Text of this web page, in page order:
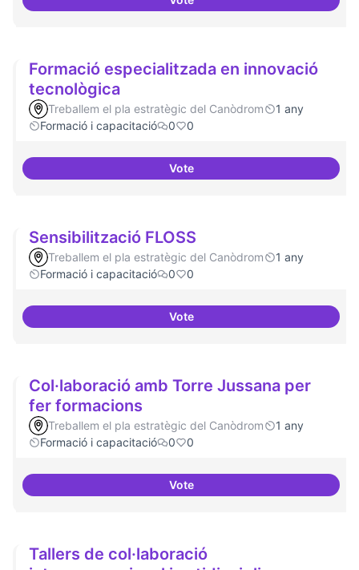
Formacions en la
Formació especialitzada en innovació
tecnològica
Treballem el pla estratègic del Canòdrom
1 any
Formació i capacitació
0 0
VoteFormació especialitzada en
Sensibilització FLOSS
Treballem el pla estratègic del Canòdrom
1 any
Formació i capacitació
0 0
VoteSensibilització FLOSS
Col·laboració amb Torre Jussana per
fer formacions
Treballem el pla estratègic del Canòdrom
1 any
Formació i capacitació
0 0
VoteCol·laboració amb Torre
Tallers de col·laboració